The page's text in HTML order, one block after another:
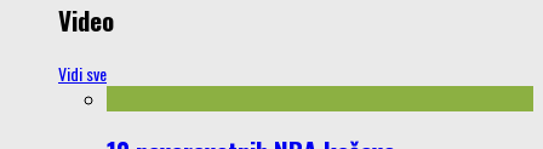
Video
Vidi sve